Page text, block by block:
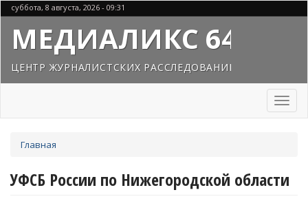
Перейти
к
основному
содержанию
суббота, 8 августа, 2026 - 09:31
МЕДИАЛИКС 64
ЦЕНТР ЖУРНАЛИСТСКИХ РАССЛЕДОВАНИЙ
Toggle
здесь
Главная
УФСБ России по Нижегородской области